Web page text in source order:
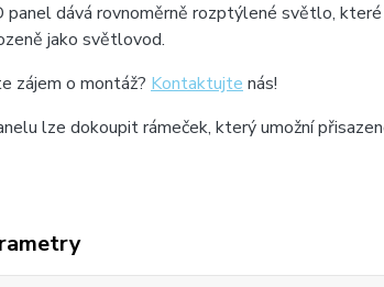
panel dává rovnoměrně rozptýlené světlo,
jako světlovod.
zájem o montáž? Kontaktujte nás!
lze dokoupit rámeček, který umožní